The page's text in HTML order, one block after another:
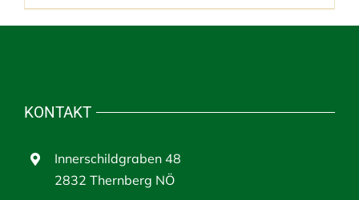
KONTAKT
Innerschildgraben 48
2832 Thernberg NÖ